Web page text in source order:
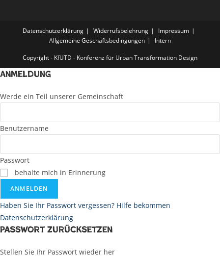
Datenschutzerklärung Widerrufsbelehrung
Impressum
Allgemeine Geschäftsbedingungen
Intern
Copyright - KfUTD - Konferenz für Urban Transformation Design
Anmeldung
Werde ein Teil unserer Gemeinschaft
Benutzername
Passwort
behalte mich in Erinnerung
ANMELDEN
Haben Sie Ihr Passwort vergessen? Hilfe bekommen
Datenschutzerklärung
Passwort zurücksetzen
Stellen Sie Ihr Passwort wieder her